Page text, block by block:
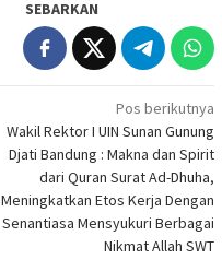
SEBARKAN
Pos berikutnya
Wakil Rektor I UIN Sunan Gunung
Djati Bandung : Makna dan Spirit
dari Quran Surat Ad-Dhuha,
Meningkatkan Etos Kerja Dengan
Senantiasa Mensyukuri Berbagai
Nikmat Allah SWT